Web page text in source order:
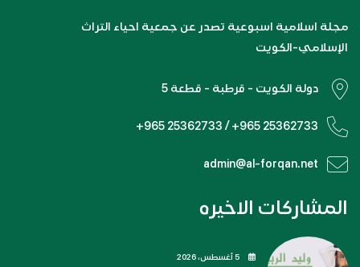
مجلة اسلامية اسبوعية تصدر عن جمعية احياء التراث
الإسلامي-الكويت
دولة الكويت - قرطبة - قطعة 5
+965 25362733 / +965 25362733
admin@al-forqan.net
المشاركات الاخيره